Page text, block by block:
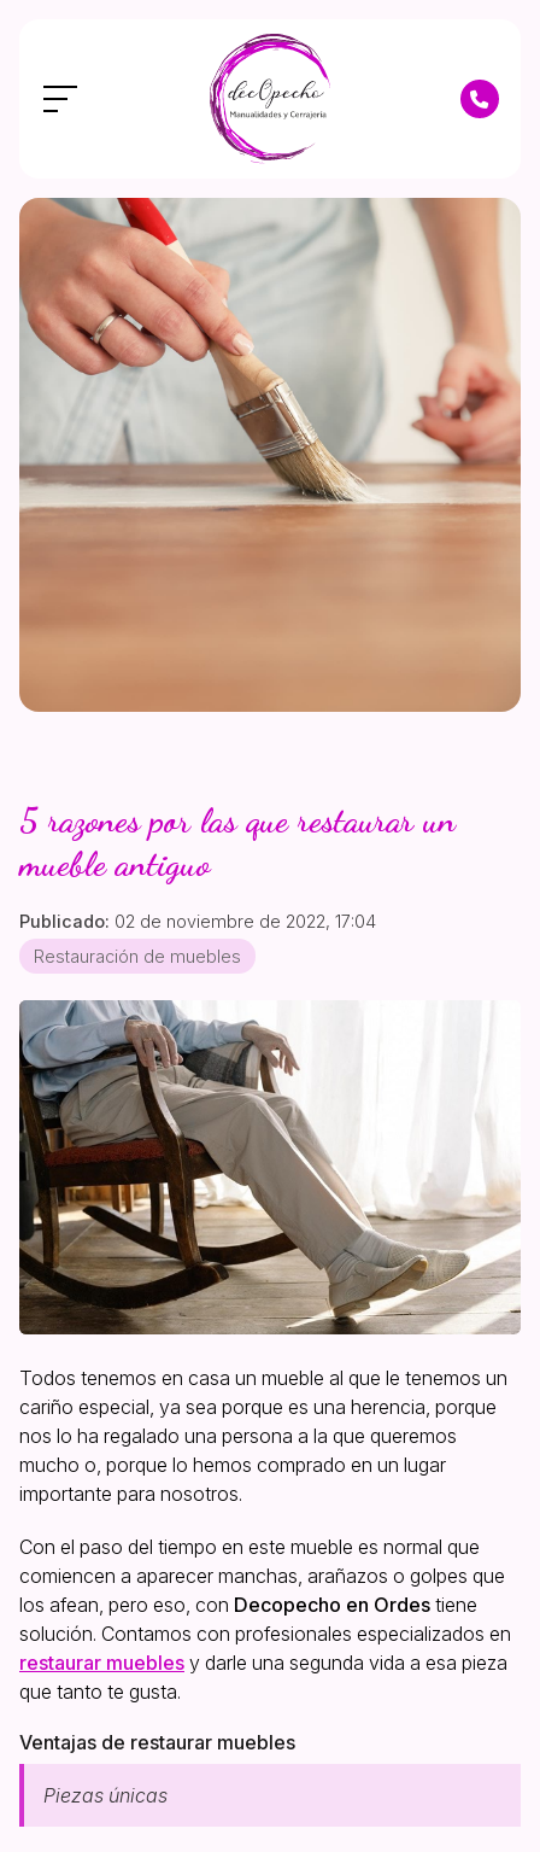
5 razones por las que restaurar un
mueble antiguo
Publicado: 02 de noviembre de 2022, 17:04
Restauración de muebles
Todos tenemos en casa un mueble al que le tenemos un
cariño especial, ya sea porque es una herencia, porque
nos lo ha regalado una persona a la que queremos
mucho o, porque lo hemos comprado en un lugar
importante para nosotros.
Con el paso del tiempo en este mueble es normal que
comiencen a aparecer manchas, arañazos o golpes que
los afean, pero eso, con Decopecho en Ordes tiene
solución. Contamos con profesionales especializados en
restaurar muebles y darle una segunda vida a esa pieza
que tanto te gusta.
Ventajas de restaurar muebles
Piezas únicas